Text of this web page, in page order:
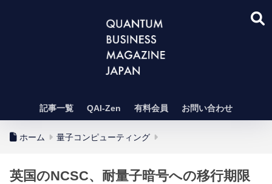
記事一覧 QAI-Zen 有料会員 お問い合わせ
ホーム 量子コンピューティング
英国のNCSC、耐量子暗号への移行期限